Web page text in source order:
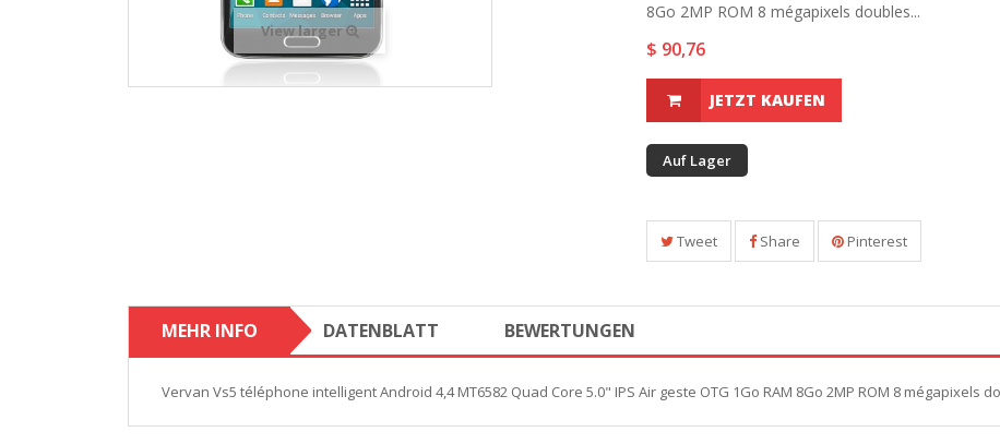
View larger
8Go 2MP ROM 8 mégapixels doubles...
$ 90,76
JETZT KAUFEN
Auf Lager
Tweet Share Pinterest
MEHR INFO DATENBLATT BEWERTUNGEN
Vervan Vs5 téléphone intelligent Android 4,4 MT6582 Quad Core 5.0" IPS Air geste OTG 1Go RAM 8Go 2MP ROM 8 mégapixels